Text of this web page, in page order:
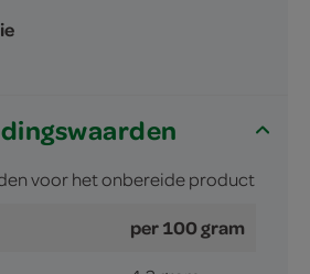
voor het onbereide product
per 100 gram